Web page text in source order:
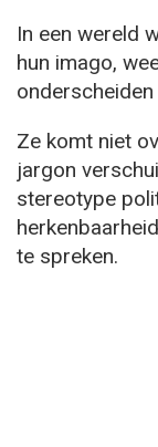
In een wereld
hun imago,
Ze komt niet
jargon
stereotype
te spreken.